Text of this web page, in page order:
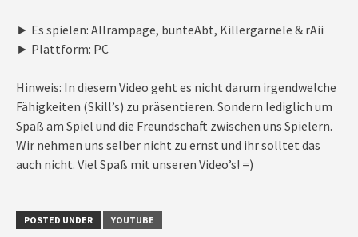
► Es spielen: Allrampage, bunteAbt, Killergarnele & rAii
► Plattform: PC
Hinweis: In diesem Video geht es nicht darum irgendwelche
Fähigkeiten (Skill’s) zu präsentieren. Sondern lediglich um
Spaß am Spiel und die Freundschaft zwischen uns Spielern.
Wir nehmen uns selber nicht zu ernst und ihr solltet das
auch nicht. Viel Spaß mit unseren Video’s! =)
POSTED UNDER YOUTUBE